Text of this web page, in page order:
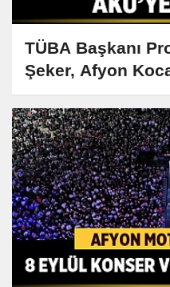
TÜBA Başkanı
Şeker, Afyon
Ziyaret Etti